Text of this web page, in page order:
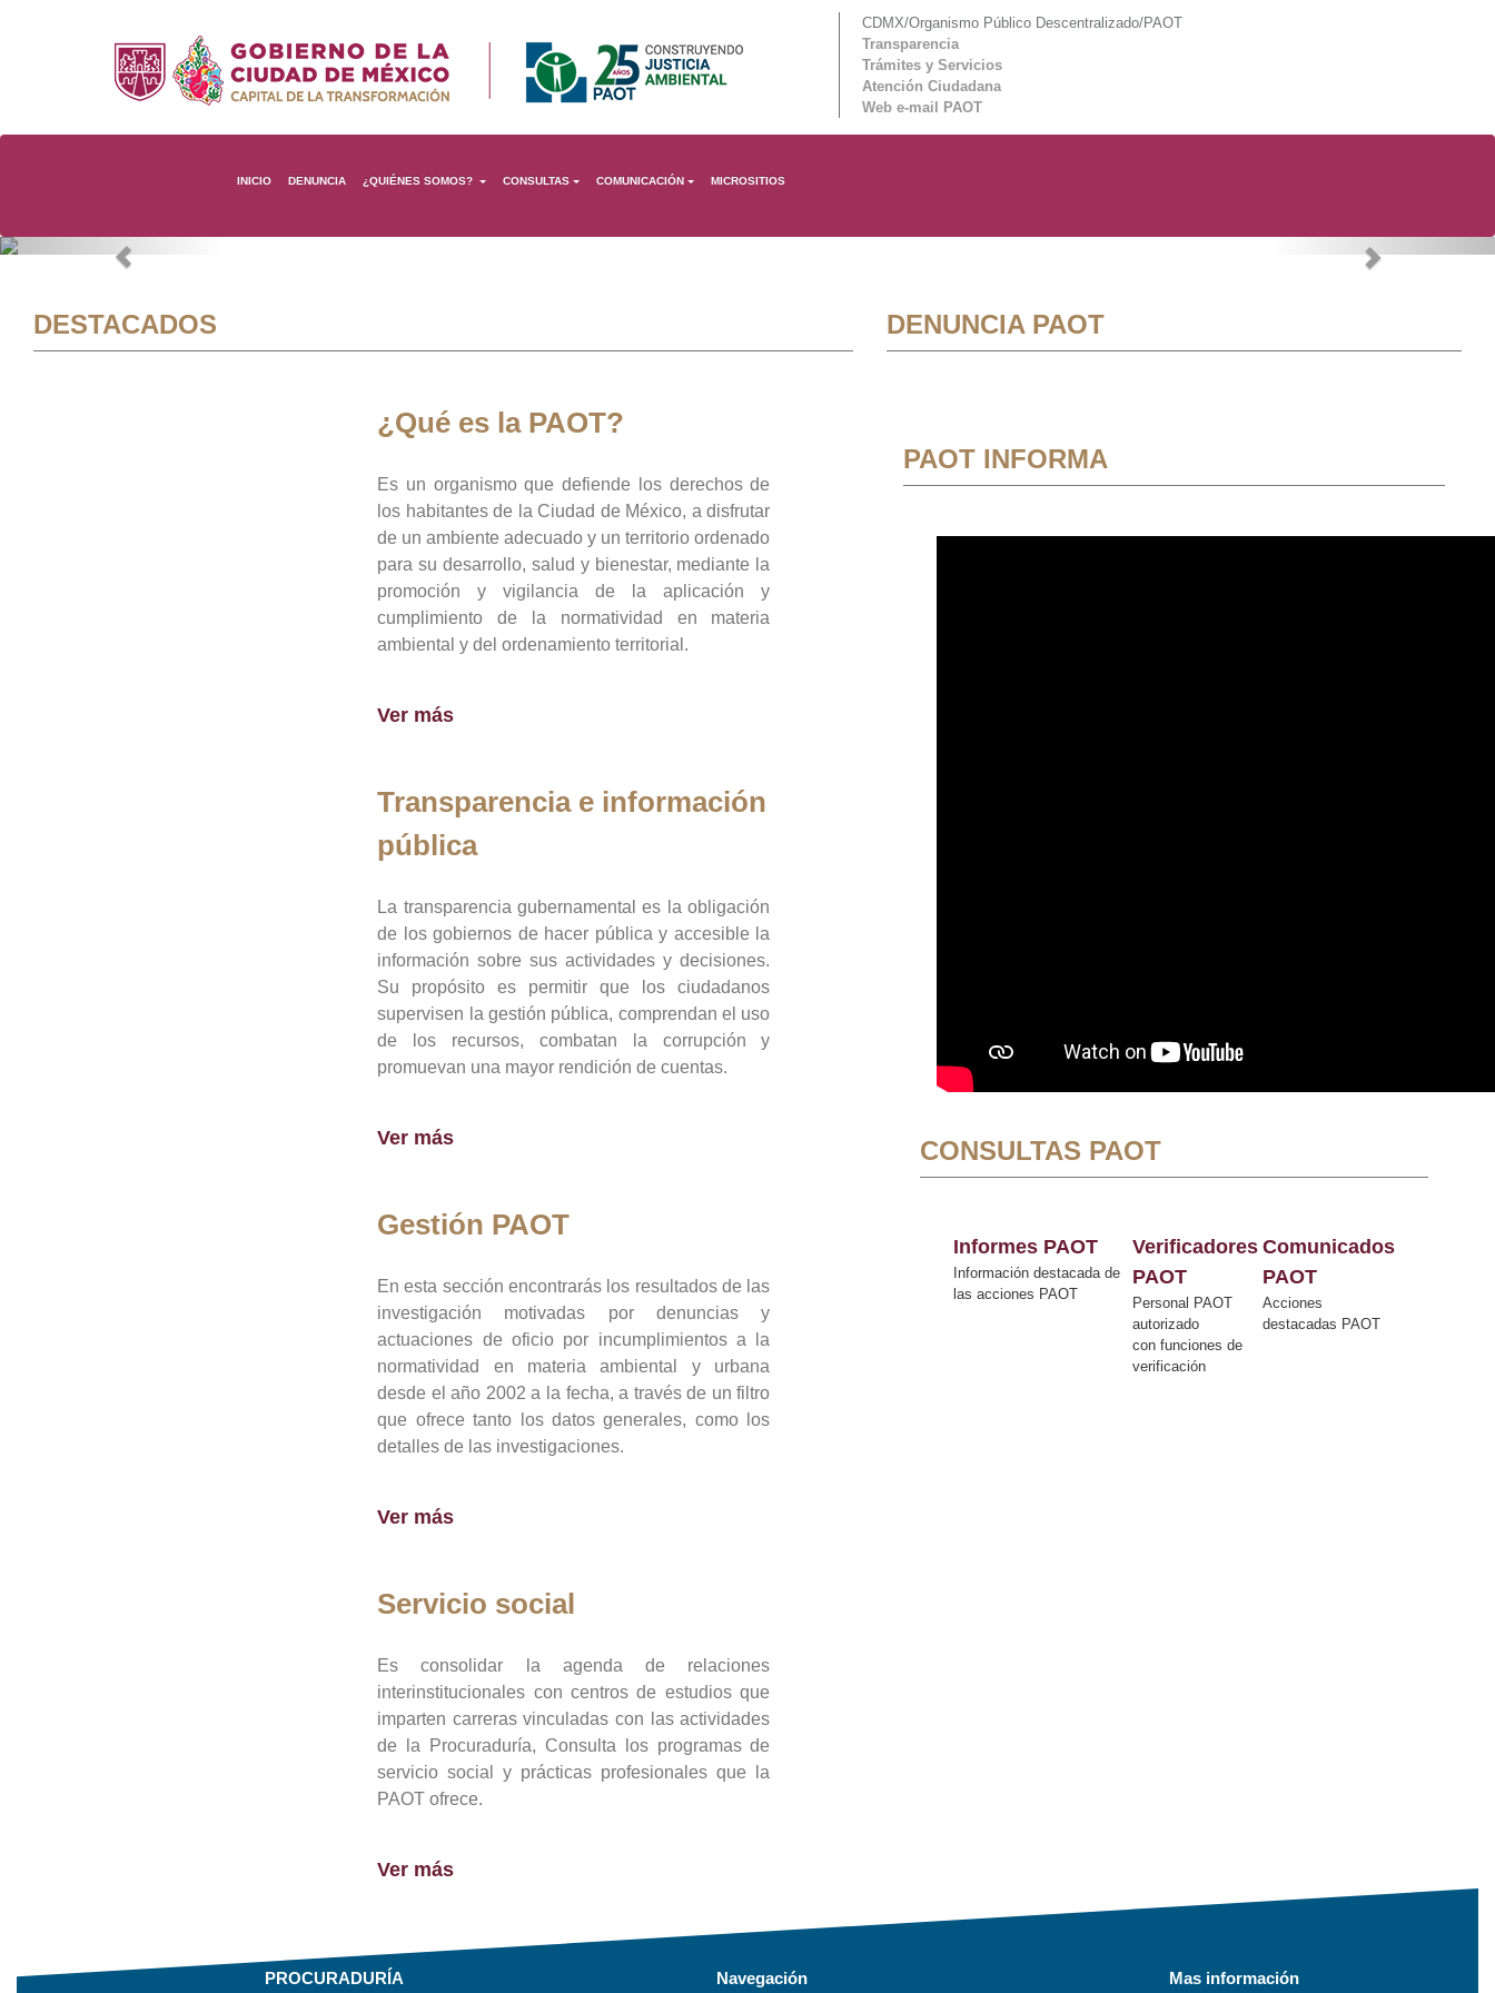
CDMX/Organismo Público Descentralizado/PAOT
Transparencia
Trámites y Servicios
Atención Ciudadana
Web e-mail PAOT
INICIO DENUNCIA ¿QUIÉNES SOMOS? CONSULTAS COMUNICACIÓN MICROSITIOS
Previous Next
DESTACADOS
¿Qué es la PAOT?
Es un organismo que defiende los derechos de
los habitantes de la Ciudad de México, a disfrutar
de un ambiente adecuado y un territorio ordenado
para su desarrollo, salud y bienestar, mediante la
promoción y vigilancia de la aplicación y
cumplimiento de la normatividad en materia
ambiental y del ordenamiento territorial.
Ver más
Transparencia e información
pública
La transparencia gubernamental es la obligación
de los gobiernos de hacer pública y accesible la
información sobre sus actividades y decisiones.
Su propósito es permitir que los ciudadanos
supervisen la gestión pública, comprendan el uso
de los recursos, combatan la corrupción y
promuevan una mayor rendición de cuentas.
Ver más
Gestión PAOT
En esta sección encontrarás los resultados de las
investigación motivadas por denuncias y
actuaciones de oficio por incumplimientos a la
normatividad en materia ambiental y urbana
desde el año 2002 a la fecha, a través de un filtro
que ofrece tanto los datos generales, como los
detalles de las investigaciones.
Ver más
Servicio social
Es consolidar la agenda de relaciones
interinstitucionales con centros de estudios que
imparten carreras vinculadas con las actividades
de la Procuraduría, Consulta los programas de
servicio social y prácticas profesionales que la
PAOT ofrece.
Ver más
DENUNCIA PAOT
PAOT INFORMA
CONSULTAS PAOT
Informes PAOT
Información destacada de
las acciones PAOT
Verificadores
PAOT
Personal PAOT
autorizado
con funciones de
verificación
Comunicados
PAOT
Acciones
destacadas PAOT
PROCURADURÍA Navegación Mas información